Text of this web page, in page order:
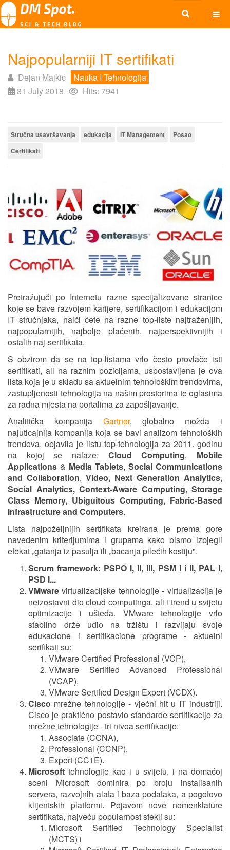
Najpopularniji IT sertifikati
Dejan Majkic
Nauka I Tehnologija
31 July 2018
Hits: 7941
Stručna usavršavanja edukacija IT Management
Posao
Certifikati
Pretražujući po Internetu razne specijalizovane stranice
koje se bave razvojem karijere, sertifikacijom i edukacijom
IT stručnjaka, naići ćete na razne top-liste najtraženijih,
najpopularnijih, najbolje plaćenih, najperspektivnijih i
ostalih naj-sertifikata.
S obzirom da se na top-listama vrlo često provlače isti
sertifikati, ali na raznim pozicijama, uspostavljena je ova
lista koja je u skladu sa aktuelnim tehnološkim trendovima,
zastupljenosti tehnologija na našim prostorima te oglasima
za radna mjesta na portalima za zapošljavanje.
Analitička kompanija Gartner, globalno možda i
najuticajnija kompanija koja se bavi analizom tehnoloških
trendova, objavila je listu top-tehnologija za 2011. godinu
na kojoj se nalaze: Cloud Computing, Mobile
Applications & Media Tablets, Social Communications
and Collaboration, Video, Next Generation Analytics,
Social Analytics, Context-Aware Computing, Storage
Class Memory, Ubiguitous Computing, Fabric-Based
Infrastructure and Computers.
Lista najpoželjnijih sertifikata kreirana je prema gore
navedenim kriterijumima i grupama kako bismo izbjegli
efekat „gatanja iz pasulja ili „bacanja pilećih kostiju".
Scrum framework: PSPO I, II, III, PSM I i II, PAL I,
PSD I...
VMware virtualizacijske tehnologije - virtualizacija je
neizostavni dio cloud computinga, ali i trend u svijetu
optimizacije i ušteda. VMware tehnologije vrlo
stabilno drže udio na tržištu i razvijaju svoje
edukacione i sertifikacione programe - aktuelni
serifikati su:
VMware Certified Professional (VCP),
VMware Sertified Advanced Professional
(VCAP),
VMware Sertified Design Expert (VCDX).
Cisco mrežne tehnologije - vječni hit u IT industriji.
Cisco je praktično postavio standarde sertifikacije za
mrežne tehnologije - tri nivoa sertifikacije:
Associate (CCNA),
Professional (CCNP),
Expert (CC1E).
Microsoft tehnologije kao i u svijetu, i na domaćoj
sceni Microsoft dominira po broju instalisanih
servera, razvojnih alata i baza podataka, a pogotovo
klijentskih platformi. Pojavom nove nomenklature
sertifikata, najveću popularnost stekli su:
Microsoft Sertified Technology Specialist
(MCTS) i